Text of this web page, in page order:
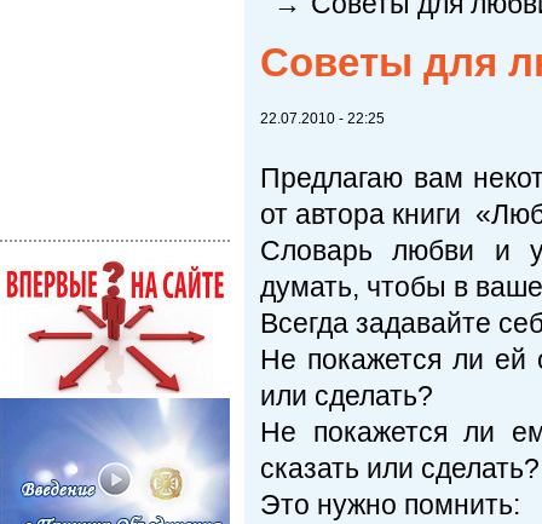
Советы для
22.07.2010 - 22:25
Предлагаю вам
от автора книги
Словарь любви и
думать, чтобы в
Всегда задавайте
Не покажется ли ей
или сделать?
Не покажется ли
сказать или сделать?
Это нужно помнить: